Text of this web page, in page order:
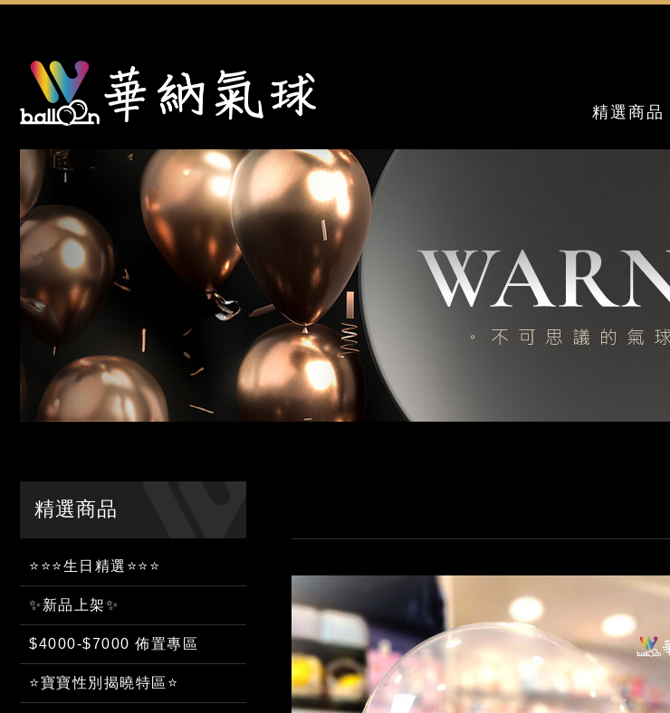
精選商品
精選商品
⭐⭐⭐生日精選⭐⭐⭐
✨新品上架✨
$4000-$7000 佈置專區
⭐寶寶性別揭曉特區⭐